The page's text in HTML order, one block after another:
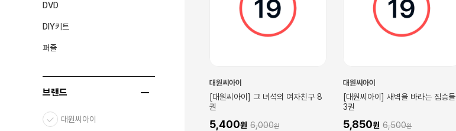
DVD
DIY키트
퍼즐
브랜드
대원씨아이
빛 서머 스쿼시
5,850
대원씨아이
[대원씨아이] 그 녀석의 여자친구 8
권
5,400 6,000
대원씨아이
[대원씨아이] 새벽을 바라는 짐승들
3권
5,850 6,500